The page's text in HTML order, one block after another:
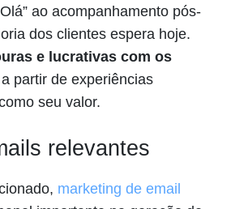
ao acompanhamento pós-
dos clientes espera hoje.
e lucrativas com os
partir de experiências
seu valor.
relevantes
marketing de email